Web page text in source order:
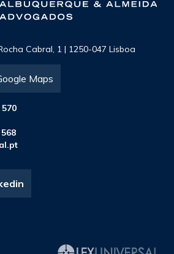
Cabral, 1 | 1250-047 Lisboa
Maps